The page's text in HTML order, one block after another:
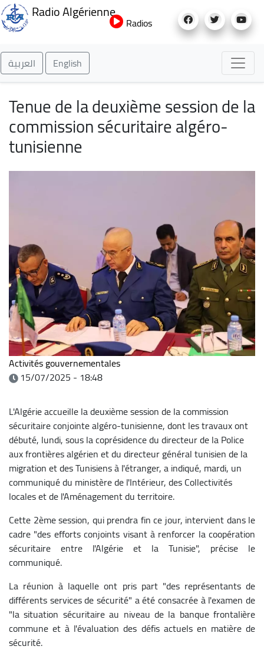
au
Radio Algérienne
Radios
العربية English
Tenue de la deuxième session de la
commission sécuritaire algéro-
tunisienne
Activités gouvernementales
15/07/2025 - 18:48
L'Algérie accueille la deuxième session de la commission
sécuritaire conjointe algéro-tunisienne, dont les travaux ont
débuté, lundi, sous la coprésidence du directeur de la Police
aux frontières algérien et du directeur général tunisien de la
migration et des Tunisiens à l'étranger, a indiqué, mardi, un
communiqué du ministère de l'Intérieur, des Collectivités
locales et de l'Aménagement du territoire.
Cette 2ème session, qui prendra fin ce jour, intervient dans le
cadre "des efforts conjoints visant à renforcer la coopération
sécuritaire entre l'Algérie et la Tunisie", précise le
communiqué.
La réunion à laquelle ont pris part "des représentants de
différents services de sécurité" a été consacrée à l'examen de
"la situation sécuritaire au niveau de la banque frontalière
commune et à l'évaluation des défis actuels en matière de
sécurité.